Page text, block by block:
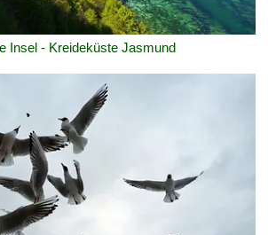
Insel - Kreideküste Jasmund